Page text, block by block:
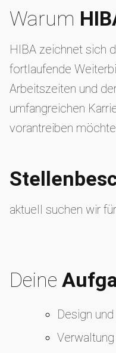
Warum
HIBA zeichnet sich
fortlaufende
Arbeitszeiten und
umfangreichen
vorantreiben
aktuell suchen wir
Deine
Design